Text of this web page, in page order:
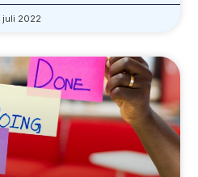
juli 2022